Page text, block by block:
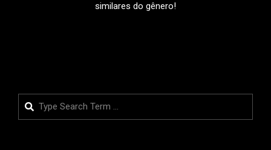
similares do gênero!
Search